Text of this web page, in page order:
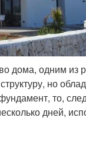
дома, одним
но
то,
дней,